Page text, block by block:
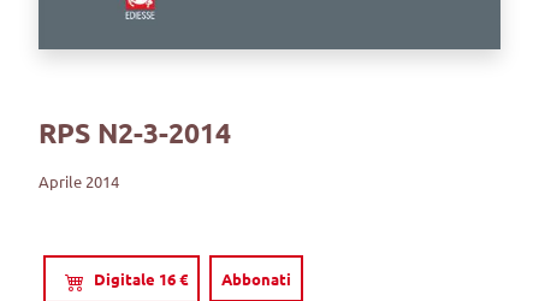
RPS N2-3-2014
Aprile 2014
Digitale 16 € Abbonati